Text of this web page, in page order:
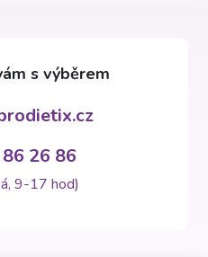
26 86
9-17 hod)